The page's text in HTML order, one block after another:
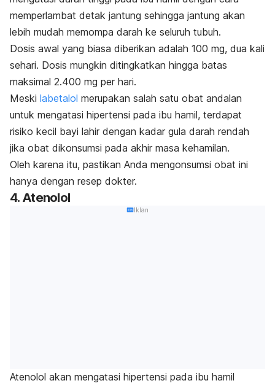
memperlambat detak jantung sehingga jantung akan
lebih mudah memompa darah ke seluruh tubuh.
Dosis awal yang biasa diberikan adalah 100 mg, dua kali
sehari. Dosis mungkin ditingkatkan hingga batas
maksimal 2.400 mg per hari.
Meski labetalol merupakan salah satu obat andalan
untuk mengatasi hipertensi pada ibu hamil, terdapat
risiko kecil bayi lahir dengan kadar gula darah rendah
jika obat dikonsumsi pada akhir masa kehamilan.
Oleh karena itu, pastikan Anda mengonsumsi obat ini
hanya dengan resep dokter.
4. Atenolol
Iklan
Atenolol akan mengatasi hipertensi pada ibu hamil